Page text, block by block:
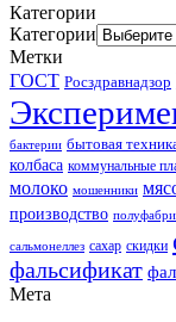
Категории
Категории
Метки
ГОСТ Росздравнадзор
бактерии бытовая
колбаса коммунальные
молоко мошенники
производство
сальмонеллез сахар скидки
фальсификат
Мета